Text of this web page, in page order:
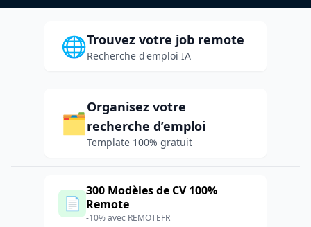
🌐Trouvez votre job remote
Recherche d'emploi IA
🗂️
Organisez votre
recherche d’emploi
Template 100% gratuit
📄
300 Modèles de CV 100%
Remote
-10% avec REMOTEFR